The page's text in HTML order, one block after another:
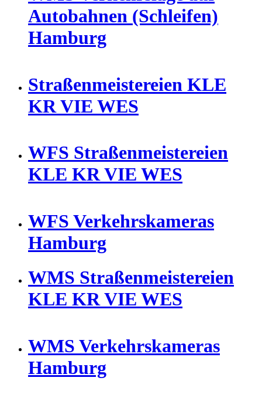
Autobahnen (Schleifen)
Hamburg
Straßenmeistereien KLE
KR VIE WES
WFS Straßenmeistereien
KLE KR VIE WES
WFS Verkehrskameras
Hamburg
WMS Straßenmeistereien
KLE KR VIE WES
WMS Verkehrskameras
Hamburg